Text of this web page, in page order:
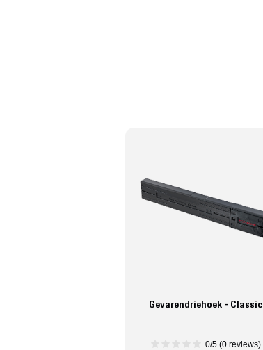
Gevarendriehoek - Classic
0/5 (0 reviews)